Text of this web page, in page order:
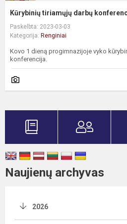
Kūrybinių tiriamųjų darbų
Paskelbta: 2023-03-03
Kategorija: Renginiai
Kovo 1 dieną progimnazijoje vyko
konferencija.
Naujienų archyvas
2026